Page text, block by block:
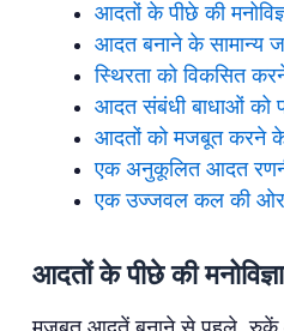
आदतों के पीछे की
आदत बनाने के सामान्य
स्थिरता को विकसित
आदत संबंधी बाधाओं को
आदतों को मजबूत करने के
एक अनुकूलित आदत
एक उज्जवल कल की ओर:
आदतों के पीछे की